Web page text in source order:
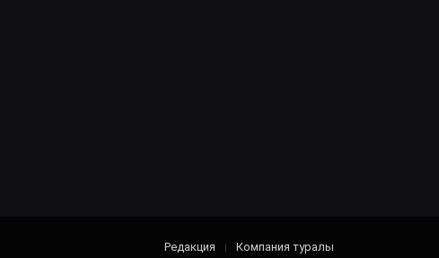
Редакция Компания туралы